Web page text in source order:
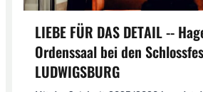
LIEBE FÜR DAS DETAIL --
Ordenssaal bei den
LUDWIGSBURG